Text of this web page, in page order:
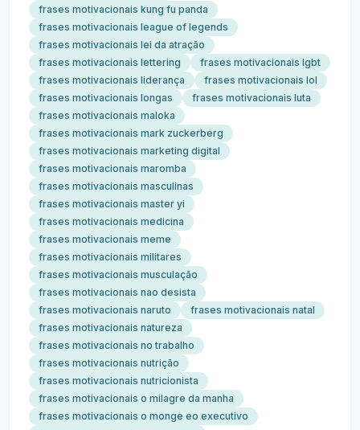
frases motivacionais kung fu panda
frases motivacionais league of legends
frases motivacionais lei da atração
frases motivacionais lettering
frases motivacionais lgbt
frases motivacionais liderança
frases motivacionais lol
frases motivacionais longas
frases motivacionais luta
frases motivacionais maloka
frases motivacionais mark zuckerberg
frases motivacionais marketing digital
frases motivacionais maromba
frases motivacionais masculinas
frases motivacionais master yi
frases motivacionais medicina
frases motivacionais meme
frases motivacionais militares
frases motivacionais musculação
frases motivacionais nao desista
frases motivacionais naruto
frases motivacionais natal
frases motivacionais natureza
frases motivacionais no trabalho
frases motivacionais nutrição
frases motivacionais nutricionista
frases motivacionais o milagre da manha
frases motivacionais o monge eo executivo